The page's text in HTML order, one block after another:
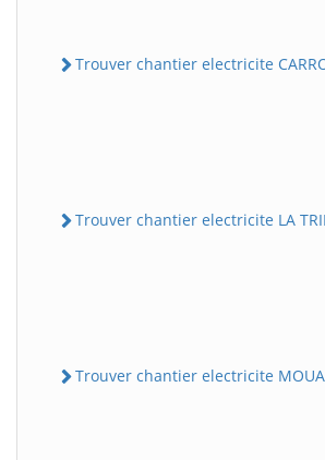
Trouver chantier electricite
Trouver chantier electricite LA
Trouver chantier electricite